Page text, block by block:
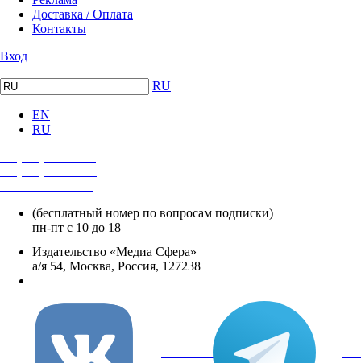
Доставка / Оплата
Контакты
Вход
RU
EN
RU
(бесплатный номер по вопросам подписки)
пн-пт с 10 до 18
Издательство «Медиа Сфера»
а/я 54, Москва, Россия, 127238
вКонтакте